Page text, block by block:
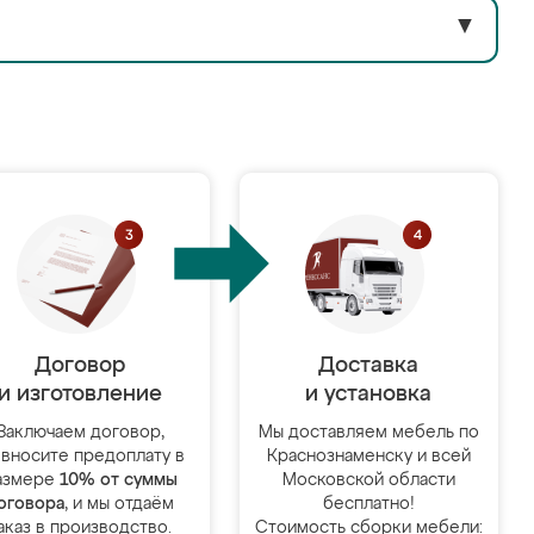
▼
Договор
изготовление
договор,
предоплату в
10% от суммы
, и мы отдаём
в производство.
Доставка
и установка
Мы доставляем мебель по
Краснознаменску и всей
Московской области
бесплатно!
Стоимость сборки мебели: